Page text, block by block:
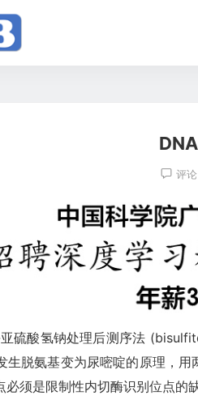
评论
硫酸氢钠处理后测序法
生脱氨基变为尿嘧啶的原理，
必须是限制性内切酶识别位点的